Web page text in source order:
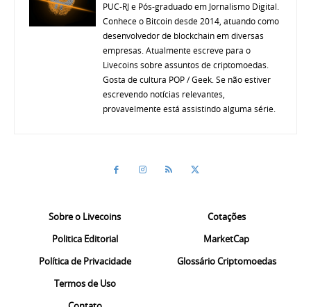
PUC-RJ e Pós-graduado em Jornalismo Digital.
Conhece o Bitcoin desde 2014, atuando como
desenvolvedor de blockchain em diversas
empresas. Atualmente escreve para o
Livecoins sobre assuntos de criptomoedas.
Gosta de cultura POP / Geek. Se não estiver
escrevendo notícias relevantes,
provavelmente está assistindo alguma série.
Sobre o Livecoins
Politica Editorial
Política de Privacidade
Termos de Uso
Cotações
MarketCap
Glossário Criptomoedas